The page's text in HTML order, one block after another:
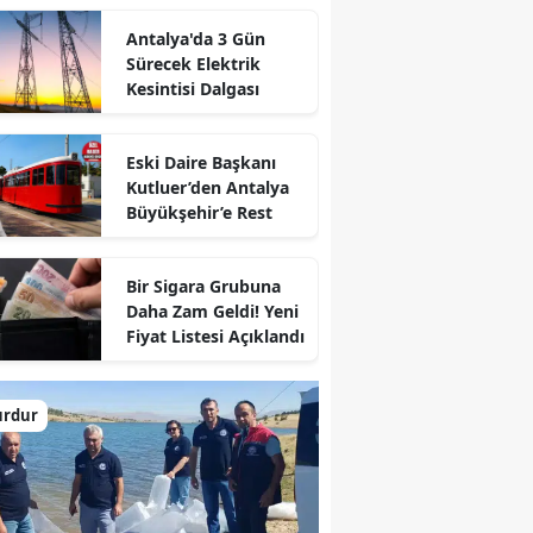
Antalya'da 3 Gün
Sürecek Elektrik
Kesintisi Dalgası
Eski Daire Başkanı
Kutluer’den Antalya
Büyükşehir’e Rest
Bir Sigara Grubuna
Daha Zam Geldi! Yeni
Fiyat Listesi Açıklandı